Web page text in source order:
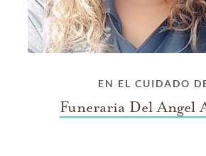
EN EL CUIDADO
Funeraria Del Angel